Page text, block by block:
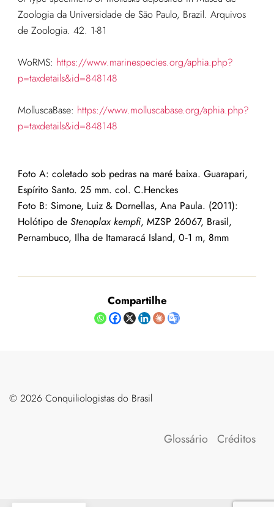
Zoologia da Universidade de São Paulo, Brazil. Arquivos
de Zoologia. 42. 1-81
WoRMS: https://www.marinespecies.org/aphia.php?
p=taxdetails&id=848148
MolluscaBase: https://www.molluscabase.org/aphia.php?
p=taxdetails&id=848148
Foto A: coletado sob pedras na maré baixa. Guarapari,
Espírito Santo. 25 mm. col. C.Henckes
Foto B: Simone, Luiz & Dornellas, Ana Paula. (2011):
Holótipo de Stenoplax kempfi, MZSP 26067, Brasil,
Pernambuco, Ilha de Itamaracá Island, 0‑1 m, 8mm
Compartilhe
©️ 2026 Conquiliologistas do Brasil
Glossário Créditos